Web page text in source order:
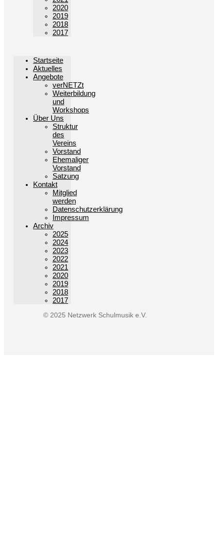
2020
2019
2018
2017
Startseite
Aktuelles
Angebote
verNETZt
Weiterbildung
und
Workshops
Über Uns
Struktur
des
Vereins
Vorstand
Ehemaliger
Vorstand
Satzung
Kontakt
Mitglied
werden
Datenschutzerklärung
Impressum
Archiv
2025
2024
2023
2022
2021
2020
2019
2018
2017
© 2025 Netzwerk Schulmusik e.V.